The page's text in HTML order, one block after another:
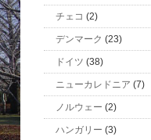
チェコ (2)
デンマーク (23)
ドイツ (38)
ニューカレドニア (7)
ノルウェー (2)
ハンガリー (3)